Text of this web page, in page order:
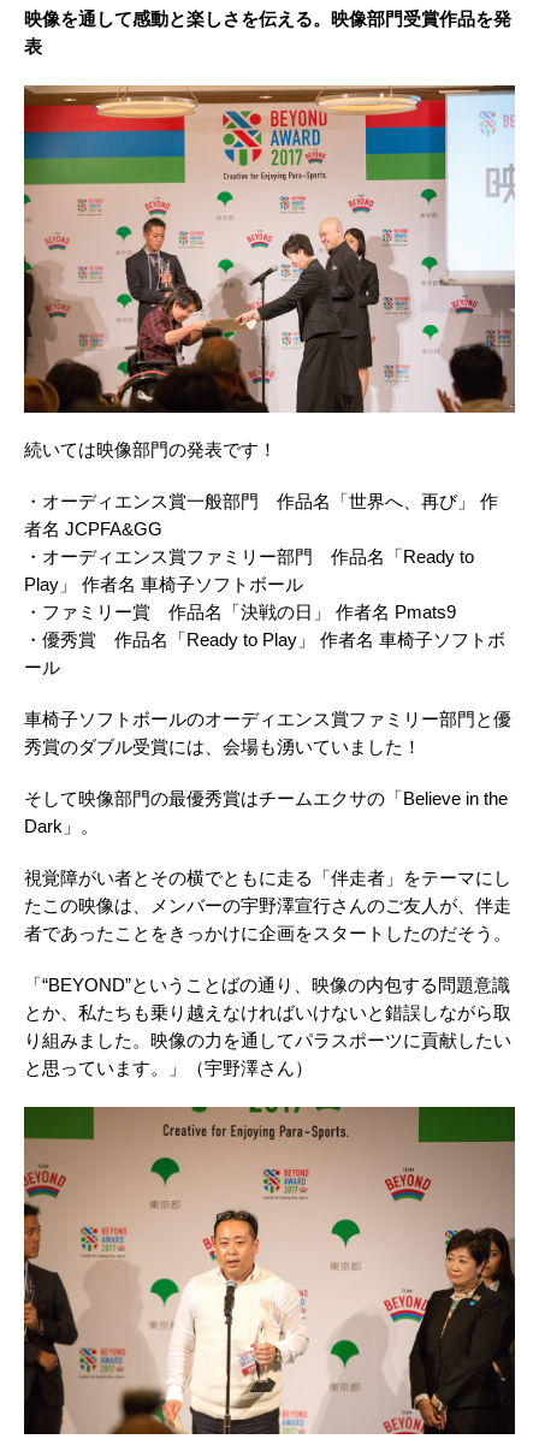
映像を通して感動と楽しさを伝える。映像部門受賞作品を発
表
続いては映像部門の発表です！
・オーディエンス賞一般部門 作品名「世界へ、再び」 作
者名 JCPFA&GG
・オーディエンス賞ファミリー部門 作品名「Ready to
Play」 作者名 車椅子ソフトボール
・ファミリー賞 作品名「決戦の日」 作者名 Pmats9
・優秀賞 作品名「Ready to Play」 作者名 車椅子ソフトボ
ール
車椅子ソフトボールのオーディエンス賞ファミリー部門と優
秀賞のダブル受賞には、会場も湧いていました！
そして映像部門の最優秀賞はチームエクサの「Believe in the
Dark」。
視覚障がい者とその横でともに走る「伴走者」をテーマにし
たこの映像は、メンバーの宇野澤宣行さんのご友人が、伴走
者であったことをきっかけに企画をスタートしたのだそう。
「“BEYOND”ということばの通り、映像の内包する問題意識
とか、私たちも乗り越えなければいけないと錯誤しながら取
り組みました。映像の力を通してパラスポーツに貢献したい
と思っています。」（宇野澤さん）